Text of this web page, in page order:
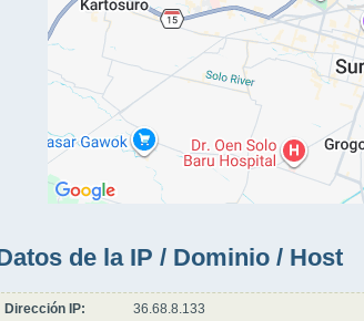
de la IP / Dominio / Host
Dirección IP:
36.68.8.133